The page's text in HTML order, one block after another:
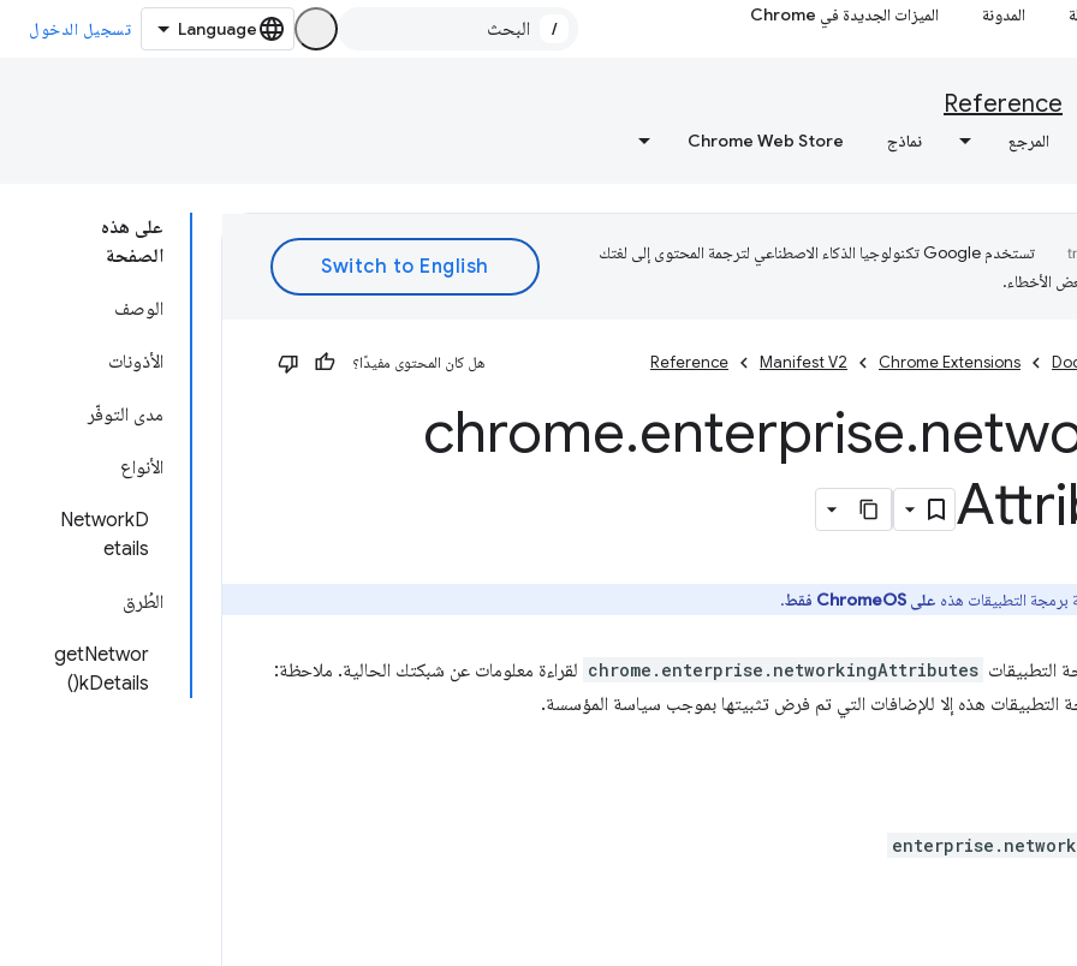
المدونة الميزات الجديدة في Chrome
/ تسجيل الدخول
Reference
المرجع نماذج Chrome Web Store
على هذه
الصفحة
الوصف
الأذونات
مدى التوفّر
الأنواع
NetworkD
etails
الطُرق
getNetwor
kDetails()
تستخدم Google تكنولوجيا الذكاء الاصطناعي لترجمة المحتوى إلى لغتك
الأخطاء.
Chrome Extensions
Manifest V2
Reference هل كان المحتوى مفيدًا؟
chrome.enterprise.
برمجة التطبيقات هذه على ChromeOS فقط .
التطبيقات chrome.enterprise.networkingAttributes لقراءة معلومات عن شبكتك الحالية. ملاحظة:
التطبيقات هذه إلا للإضافات التي تم فرض تثبيتها بموجب سياسة المؤسسة.